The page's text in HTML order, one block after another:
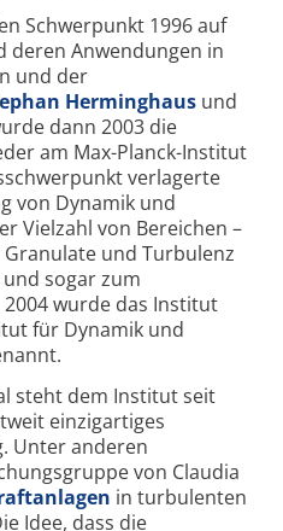
Schwerpunkt 1996 auf
deren Anwendungen in
und der
Herminghaus und
dann 2003 die
am Max-Planck-Institut
verlagerte
von Dynamik und
Vielzahl von Bereichen –
und Turbulenz
sogar zum
wurde das Institut
für Dynamik und
steht dem Institut seit
einzigartiges
Unter anderen
von Claudia
in turbulenten
Idee, dass die